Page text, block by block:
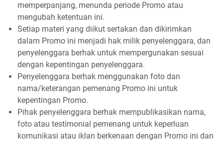
memperpanjang, menunda periode Promo atau
mengubah ketentuan ini.
Setiap materi yang diikut sertakan dan dikirimkan
dalam Promo ini menjadi hak milik penyelenggara, dan
penyelenggara berhak untuk mempergunakan sesuai
dengan kepentingan penyelenggara.
Penyelenggara berhak menggunakan foto dan
nama/keterangan pemenang Promo ini untuk
kepentingan Promo.
Pihak penyelenggara berhak mempublikasikan nama,
foto atau testimonial pemenang untuk keperluan
komunikasi atau iklan berkenaan dengan Promo ini dan